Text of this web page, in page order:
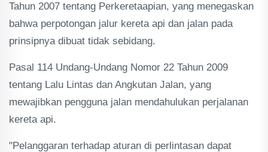
Tahun 2007 tentang Perkeretaapian, yang menegaskan
bahwa perpotongan jalur kereta api dan jalan pada
prinsipnya dibuat tidak sebidang.
Pasal 114 Undang-Undang Nomor 22 Tahun 2009
tentang Lalu Lintas dan Angkutan Jalan, yang
mewajibkan pengguna jalan mendahulukan perjalanan
kereta api.
"Pelanggaran terhadap aturan di perlintasan dapat